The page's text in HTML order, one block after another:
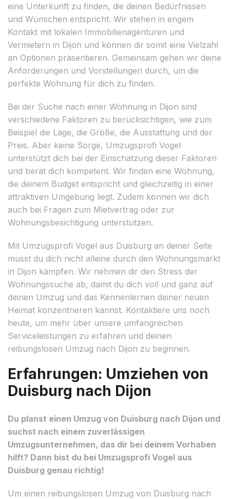
eine Unterkunft zu finden, die deinen Bedürfnissen
und Wünschen entspricht. Wir stehen in engem
Kontakt mit lokalen Immobilienagenturen und
Vermietern in Dijon und können dir somit eine Vielzahl
an Optionen präsentieren. Gemeinsam gehen wir deine
Anforderungen und Vorstellungen durch, um die
perfekte Wohnung für dich zu finden.
Bei der Suche nach einer Wohnung in Dijon sind
verschiedene Faktoren zu berücksichtigen, wie zum
Beispiel die Lage, die Größe, die Ausstattung und der
Preis. Aber keine Sorge, Umzugsprofi Vogel
unterstützt dich bei der Einschätzung dieser Faktoren
und berät dich kompetent. Wir finden eine Wohnung,
die deinem Budget entspricht und gleichzeitig in einer
attraktiven Umgebung liegt. Zudem können wir dich
auch bei Fragen zum Mietvertrag oder zur
Wohnungsbesichtigung unterstützen.
Mit Umzugsprofi Vogel aus Duisburg an deiner Seite
musst du dich nicht alleine durch den Wohnungsmarkt
in Dijon kämpfen. Wir nehmen dir den Stress der
Wohnungssuche ab, damit du dich voll und ganz auf
deinen Umzug und das Kennenlernen deiner neuen
Heimat konzentrieren kannst. Kontaktiere uns noch
heute, um mehr über unsere umfangreichen
Serviceleistungen zu erfahren und deinen
reibungslosen Umzug nach Dijon zu beginnen.
Erfahrungen: Umziehen von
Duisburg nach Dijon
Du planst einen Umzug von Duisburg nach Dijon und
suchst nach einem zuverlässigen
Umzugsunternehmen, das dir bei deinem Vorhaben
hilft? Dann bist du bei Umzugsprofi Vogel aus
Duisburg genau richtig!
Um einen reibungslosen Umzug von Duisburg nach